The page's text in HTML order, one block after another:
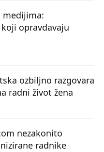
medijima:
opravdavaju
ozbiljno razgovara
radni život žena
nezakonito
radnike